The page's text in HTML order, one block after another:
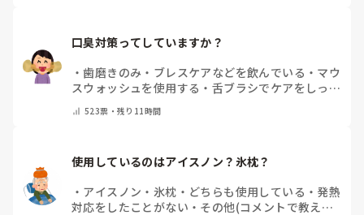
口臭対策ってしていますか？
・歯磨きのみ ・ ブレスケアなどを飲んでいる ・ マウ
スウォッシュを使用する ・ 舌ブラシでケアをしっか
いない・その他（コメントで教えてください）
523票・残り11時間
使用しているのはアイスノン？氷枕？
・ アイスノン ・ 氷枕 ・ どちらも使用している ・ 発熱
対応をしたことがない ・ その他(コメントで教えて